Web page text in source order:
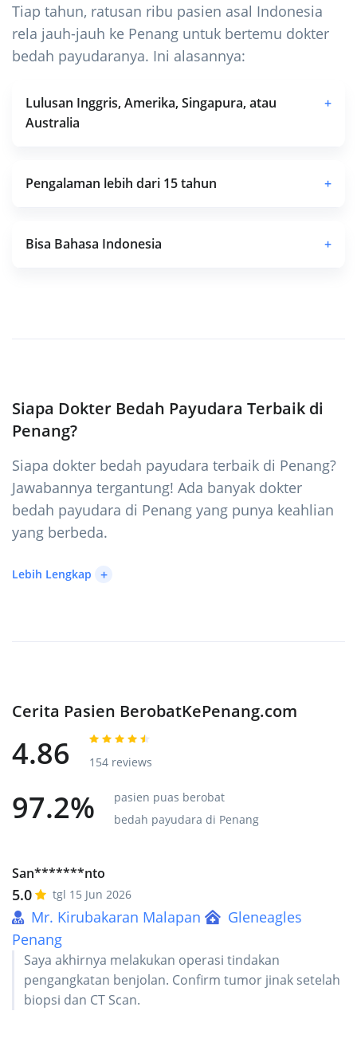
Tiap tahun, ratusan ribu pasien asal Indonesia
rela jauh-jauh ke Penang untuk bertemu dokter
bedah payudaranya. Ini alasannya:
Lulusan Inggris, Amerika, Singapura, atau
Australia
+
Pengalaman lebih dari 15 tahun +
Bisa Bahasa Indonesia +
Siapa Dokter Bedah Payudara Terbaik di
Penang?
Siapa dokter bedah payudara terbaik di Penang?
Jawabannya tergantung! Ada banyak dokter
bedah payudara di Penang yang punya keahlian
yang berbeda.
Lebih Lengkap +
Cerita Pasien BerobatKePenang.com
4.86 154 reviews
97.2%
pasien puas berobat
bedah payudara di Penang
San*******nto
5.0 tgl 15 Jun 2026
Mr. Kirubakaran Malapan
Gleneagles
Penang
Saya akhirnya melakukan operasi tindakan
pengangkatan benjolan. Confirm tumor jinak setelah
biopsi dan CT Scan.